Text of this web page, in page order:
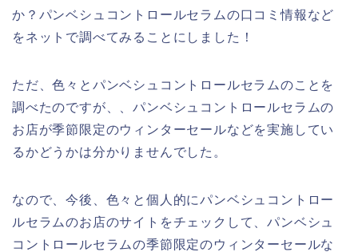
か？パンベシュコントロールセラムの口コミ情報など
をネットで調べてみることにしました！
ただ、色々とパンベシュコントロールセラムのことを
調べたのですが、、パンベシュコントロールセラムの
お店が季節限定のウィンターセールなどを実施してい
るかどうかは分かりませんでした。
なので、今後、色々と個人的にパンベシュコントロー
ルセラムのお店のサイトをチェックして、パンベシュ
コントロールセラムの季節限定のウィンターセールな